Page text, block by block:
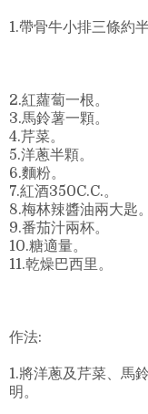
1.帶骨牛小排三條約
2.紅蘿蔔一根。
3.馬鈴薯一顆。
4.芹菜。
5.洋蔥半顆。
6.麵粉。
7.紅酒350C.C.。
8.梅林辣醬油兩大匙。
9.番茄汁兩杯。
10.糖適量。
11.乾燥巴西里。
作法:
1.將洋蔥及芹菜、馬
明。